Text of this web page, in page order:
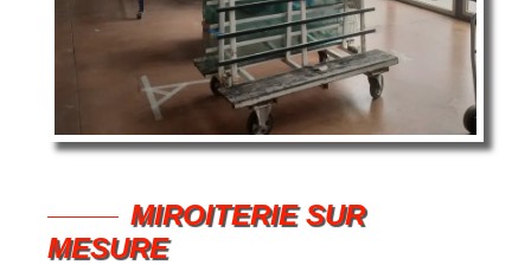
MIROITERIE SUR
MESURE